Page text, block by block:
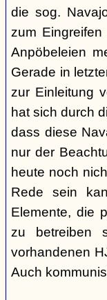
die sog.
zum
Anpöbeleien
Gerade in
zur Einleitung
hat sich durch
dass diese
nur der
heute noch
Rede sein
Elemente, die
zu betreiben
vorhandenen
Auch